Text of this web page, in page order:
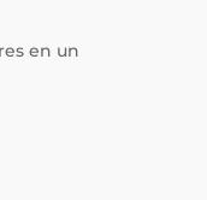
en un